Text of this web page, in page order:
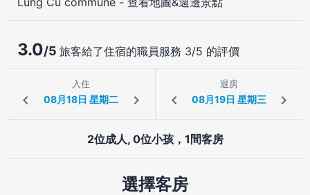
3.0/5 旅客給了住宿的職員服務 3/5 的評價
入住 退房
2位成人, 0位小孩，1間客房
選擇客房